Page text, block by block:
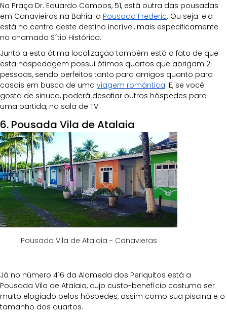
Na Praça Dr. Eduardo Campos, 51, está outra das pousadas
em Canavieiras na Bahia: a Pousada Frederic. Ou seja: ela
está no centro deste destino incrível, mais especificamente
no chamado Sítio Histórico.
Junto a esta ótima localização também está o fato de que
esta hospedagem possui ótimos quartos que abrigam 2
pessoas, sendo perfeitos tanto para amigos quanto para
casais em busca de uma viagem romântica. E, se você
gosta de sinuca, poderá desafiar outros hóspedes para
uma partida, na sala de TV.
6. Pousada Vila de Atalaia
Pousada Vila de Atalaia - Canavieras
Já no número 416 da Alameda dos Periquitos está a
Pousada Vila de Atalaia, cujo custo-benefício costuma ser
muito elogiado pelos hóspedes, assim como sua piscina e o
tamanho dos quartos.